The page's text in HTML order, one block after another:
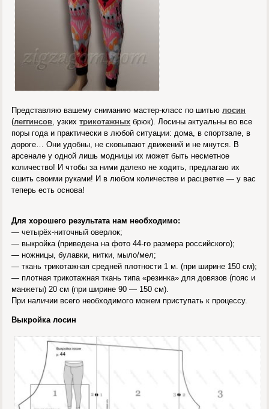
Представляю вашему сниманию мастер-класс по шитьюлосин
(леггинсов, узкихтрикотажных брюк). Лосины актуальны во все
поры года и практически в любой ситуации: дома, в спортзале, в
дороге… Они удобны, не сковывают движений и не мнутся. В
арсенале у одной лишь модницы их может быть несметное
количество! И чтобы за ними далеко не ходить, предлагаю их
сшить своими руками! И в любом количестве и расцветке — у вас
теперь есть основа!
Для хорошего результата нам необходимо:
— четырёх-ниточный оверлок;
— выкройка (приведена на фото 44-го размера российского);
— ножницы, булавки, нитки, мыло/мел;
— ткань трикотажная средней плотности 1 м. (при ширине 150 см);
— плотная трикотажная ткань типа «резинка» для довязов (пояс и
манжеты) 20 см (при ширине 90 — 150 см).
При наличии всего необходимого можем приступать к процессу.
Выкройка лосин